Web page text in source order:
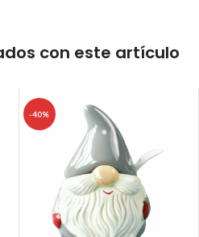
con este artículo
-40%